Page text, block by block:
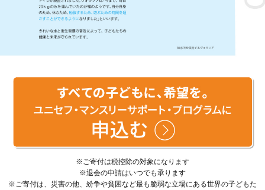
※ご寄付は税控除の対象になります
※退会の申請はいつでも承ります
※ご寄付は、災害の他、紛争や貧困など最も脆弱な立場にある世界の子どもた